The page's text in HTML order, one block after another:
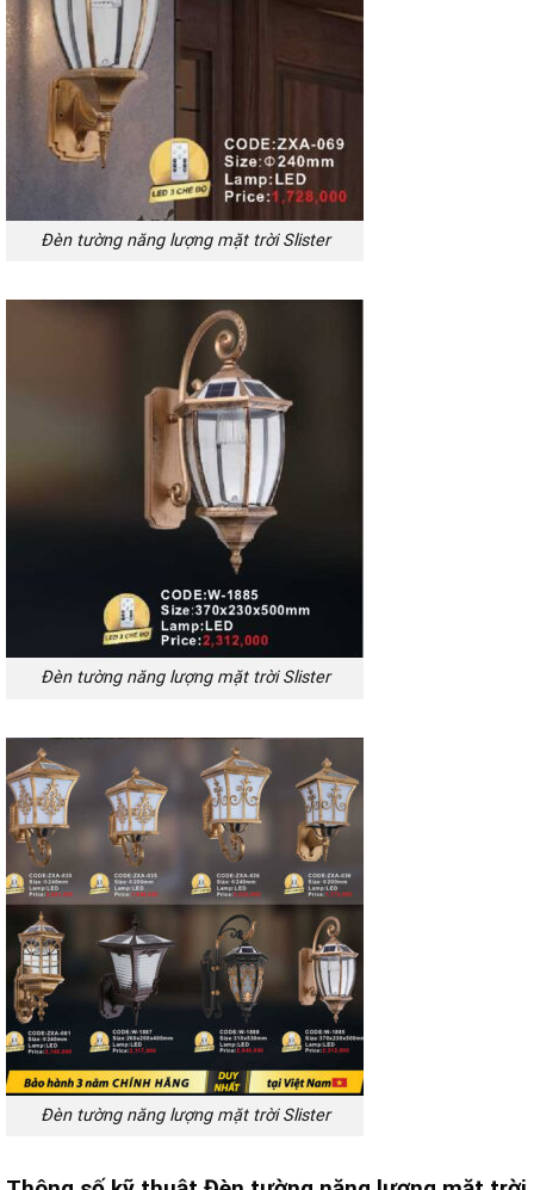
Đèn tường năng lượng mặt trời Slister
Đèn tường năng lượng mặt trời Slister
Đèn tường năng lượng mặt trời Slister